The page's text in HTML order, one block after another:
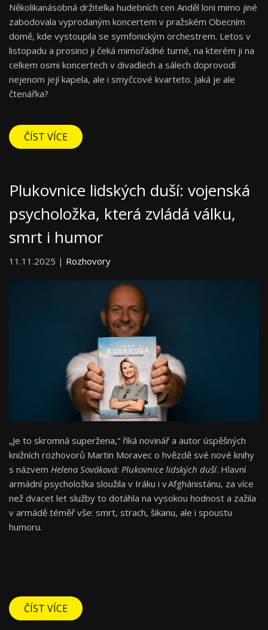
Několikanásobná držitelka hudebních cen Anděl loni mimo jiné
zabodovala vyprodaným koncertem v pražském Obecním
domě, kde vystoupila se symfonickým orchestrem. Letos v
listopadu a prosinci ji čeká mimořádné turné, na kterém ji na
celkem osmi koncertech v divadlech a sálech doprovodí
nejenom její kapela, ale i smyčcové kvarteto. Jaká je ale
čtenářka?
ČÍST VÍCE
Plukovnice lidských duší: vojenská
psycholožka, která zvládá válku,
smrt i humor
11.11.2025 | Rozhovory
„Je to skromná superžena,“ říká novinář a autor úspěšných
knižních rozhovorů Martin Moravec o hvězdě své nové knihy
s názvem Helena Sováková: Plukovnice lidských duší. Hlavní
armádní psycholožka sloužila v Iráku i v Afghánistánu, za více
než dvacet let služby to dotáhla na vysokou hodnost a zažila
v armádě téměř vše: smrt, strach, šikanu, ale i spoustu
humoru.
ČÍST VÍCE